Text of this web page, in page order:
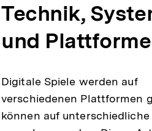
Technik,
und
Digitale Spiele werden auf
verschiedenen Plattformen
können auf unterschiedliche